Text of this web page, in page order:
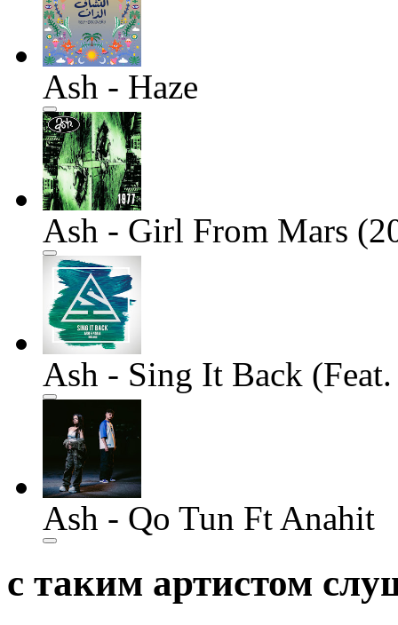
Ash - Haze
Ash - Girl From Mars
Ash - Sing It Back
Ash - Qo Tun Ft Anahit
с таким артистом